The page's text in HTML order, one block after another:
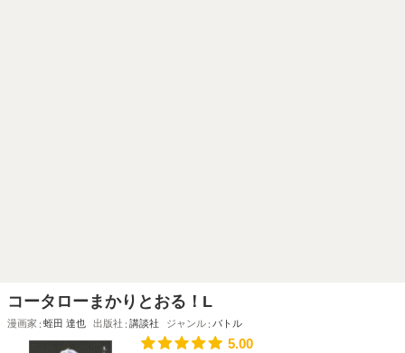
コータローまかりとおる！L
漫画家 蛭田 達也 出版社 講談社 ジャンル バトル
5.00